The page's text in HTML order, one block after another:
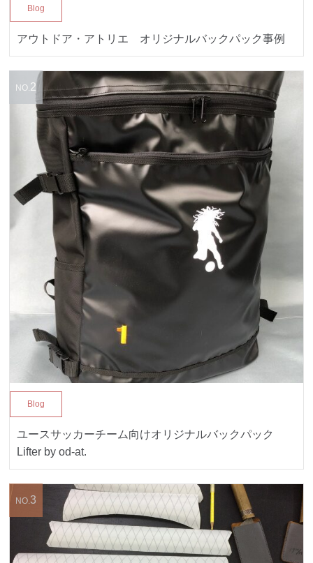
Blog
アウトドア・アトリエ オリジナルバックパック事例
Blog
ユースサッカーチーム向けオリジナルバックパック
Lifter by od-at.
NO.2
NO.3